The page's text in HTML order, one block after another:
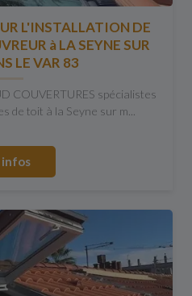
L'INSTALLATION DE
à LA SEYNE SUR
LE VAR 83
COUVERTURES spécialistes
de toit à la Seyne sur m...
infos